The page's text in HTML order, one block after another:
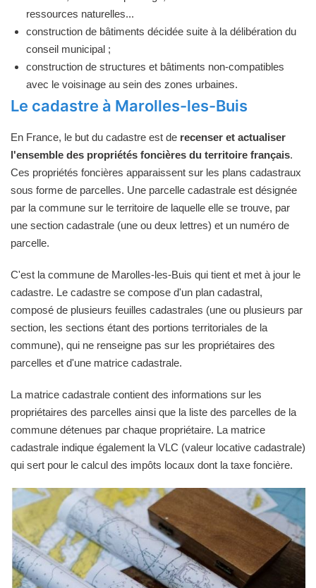
ressources naturelles...
construction de bâtiments décidée suite à la délibération du
conseil municipal ;
construction de structures et bâtiments non-compatibles
avec le voisinage au sein des zones urbaines.
Le cadastre à Marolles-les-Buis
En France, le but du cadastre est de recenser et actualiser
l'ensemble des propriétés foncières du territoire français.
Ces propriétés foncières apparaissent sur les plans cadastraux
sous forme de parcelles. Une parcelle cadastrale est désignée
par la commune sur le territoire de laquelle elle se trouve, par
une section cadastrale (une ou deux lettres) et un numéro de
parcelle.
C'est la commune de Marolles-les-Buis qui tient et met à jour le
cadastre. Le cadastre se compose d'un plan cadastral,
composé de plusieurs feuilles cadastrales (une ou plusieurs par
section, les sections étant des portions territoriales de la
commune), qui ne renseigne pas sur les propriétaires des
parcelles et d'une matrice cadastrale.
La matrice cadastrale contient des informations sur les
propriétaires des parcelles ainsi que la liste des parcelles de la
commune détenues par chaque propriétaire. La matrice
cadastrale indique également la VLC (valeur locative cadastrale)
qui sert pour le calcul des impôts locaux dont la taxe foncière.